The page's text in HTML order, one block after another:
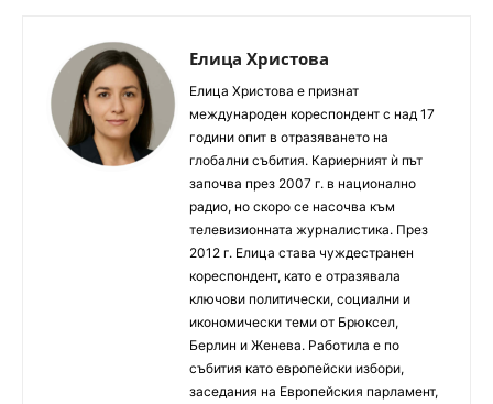
Елица Христова
Елица Христова е признат
международен кореспондент с над 17
години опит в отразяването на
глобални събития. Кариерният ѝ път
започва през 2007 г. в национално
радио, но скоро се насочва към
телевизионната журналистика. През
2012 г. Елица става чуждестранен
кореспондент, като е отразявала
ключови политически, социални и
икономически теми от Брюксел,
Берлин и Женева. Работила е по
събития като европейски избори,
заседания на Европейския парламент,